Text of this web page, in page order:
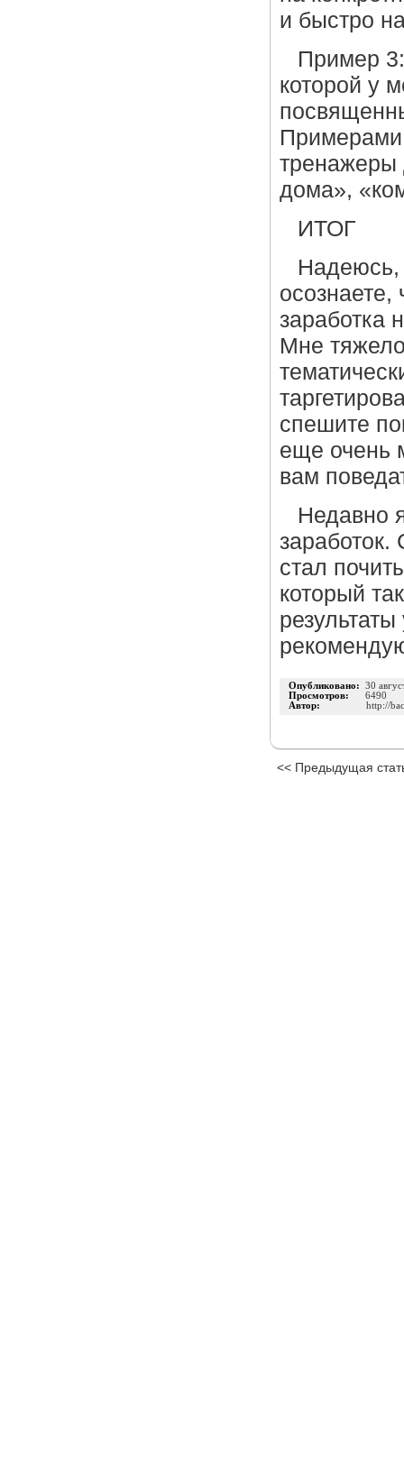
и быстро
Пример
которой у
Примерами
тренажеры
дома»,
ИТОГ
Надеюсь,
заработка
Мне
спешите
еще очень
вам
Недавно
стал
который
Опубликовано: 30
Просмотров: 6490
Автор:
http://
<< Предыдущая